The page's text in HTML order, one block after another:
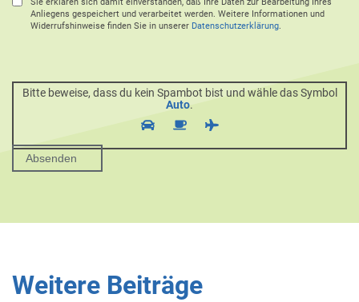
Sie erklären sich damit einverstanden, daß Ihre Daten zur Bearbeitung Ihres
Anliegens gespeichert und verarbeitet werden. Weitere Informationen und
Widerrufshinweise finden Sie in unserer Datenschutzerklärung.
Bitte beweise, dass du kein Spambot bist und wähle das Symbol
Auto.
Weitere Beiträge